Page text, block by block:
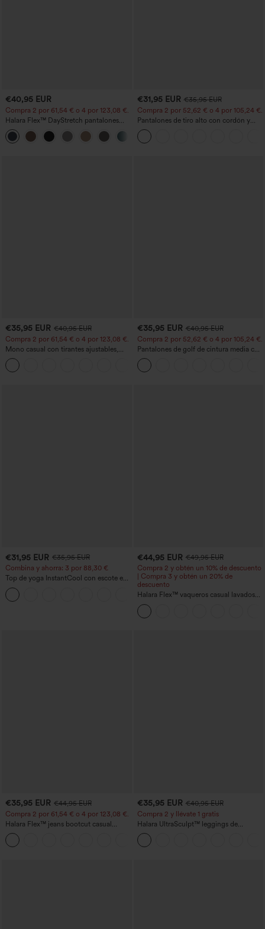
€40,95 EUR
Compra 2 por 61,54 € o 4 por 123,08 €.
Halara Flex™ DayStretch pantalones
acampanados de trabajo de tiro medio
con bolsillo lateral con cremallera
€31,95 EUR €35,95 EUR
Compra 2 por 52,62 € o 4 por 105,24 €.
Pantalones de tiro alto con cordón y
bolsillos, pernera ancha, holgados y de
estilo casual con tacto de lino.
€35,95 EUR €40,95 EUR
Compra 2 por 61,54 € o 4 por 123,08 €.
Mono casual con tirantes ajustables,
fruncidos, pierna ancha, tejido jaspeado
y bolsillos - Easy Peezy
€35,95 EUR €40,95 EUR
Compra 2 por 52,62 € o 4 por 105,24 €.
Pantalones de golf de cintura media con
cordón, dobladillo curvo, secado rápido,
de corte cónico y con bolsillos - UPF40+
€31,95 EUR €35,95 EUR
Combina y ahorra: 3 por 88,30 €
Top de yoga InstantCool con escote en
U y bajo curvado - UPF50+
€44,95 EUR €49,95 EUR
Compra 2 y obtén un 10% de descuento
| Compra 3 y obtén un 20% de
descuento
Halara Flex™ vaqueros casual lavados
asimétricos de tiro bajo con bolsillos
con cremallera, corte baggy y pierna
ancha
€35,95 EUR €44,95 EUR
Compra 2 por 61,54 € o 4 por 123,08 €.
Halara Flex™ jeans bootcut casual
lavados, de talle alto y con bolsillos
€35,95 EUR €40,95 EUR
Compra 2 y llévate 1 gratis
Halara UltraSculpt™ leggings de
entrenamiento moldeadores de talle alto
con fruncido trasero que realza los
glúteos, control de abdomen y bolsillos